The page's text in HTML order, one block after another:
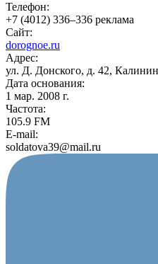
Телефон:
+7 (4012) 336–336 реклама
Сайт:
dorognoe.ru
Адрес:
ул. Д. Донского, д. 42,
Дата основания:
1 мар. 2008 г.
Частота:
105.9 FM
E-mail:
soldatova39@mail.ru